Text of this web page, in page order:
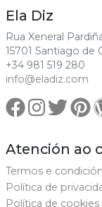
Ela Diz
Rua Xeneral
15701 Santiago de
+34 981 519 280
info@eladiz.com
Atención ao
Termos e
Política de
Política de cookies